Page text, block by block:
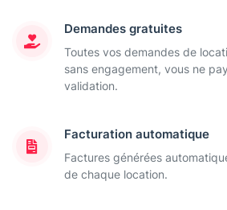
Demandes gratuites
Toutes vos demandes de
sans engagement, vous ne
validation.
Facturation automatique
Factures générées
de chaque location.